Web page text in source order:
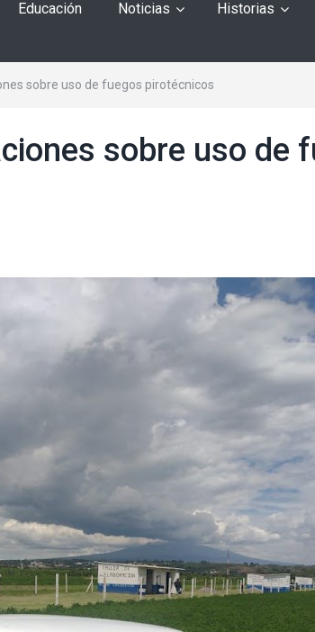
Educación Noticias Historias
sobre uso de fuegos pirotécnicos
sobre uso de